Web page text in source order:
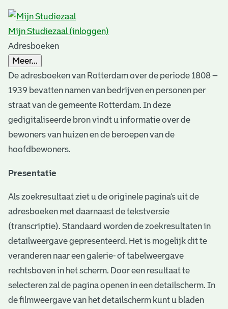
Mijn Studiezaal (inloggen)
Adresboeken
Meer...
De adresboeken van Rotterdam over de periode 1808 –
1939 bevatten namen van bedrijven en personen per
straat van de gemeente Rotterdam. In deze
gedigitaliseerde bron vindt u informatie over de
bewoners van huizen en de beroepen van de
hoofdbewoners.
Presentatie
Als zoekresultaat ziet u de originele pagina’s uit de
adresboeken met daarnaast de tekstversie
(transcriptie). Standaard worden de zoekresultaten in
detailweergave gepresenteerd. Het is mogelijk dit te
veranderen naar een galerie- of tabelweergave
rechtsboven in het scherm. Door een resultaat te
selecteren zal de pagina openen in een detailscherm. In
de filmweergave van het detailscherm kunt u bladen